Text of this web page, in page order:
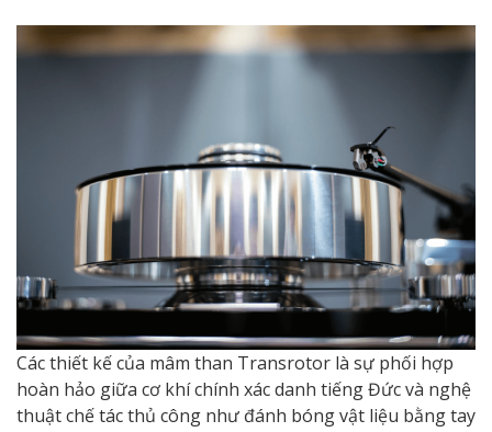
Các thiết kế của mâm than Transrotor là sự phối hợp
hoàn hảo giữa cơ khí chính xác danh tiếng Đức và nghệ
thuật chế tác thủ công như đánh bóng vật liệu bằng tay